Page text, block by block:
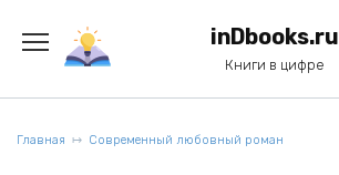
содержанию
inDbooks.ru
Книги в цифре
Главная Современный любовный роман